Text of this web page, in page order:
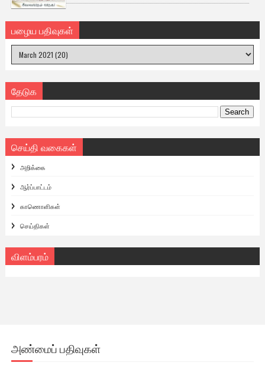
பழைய பதிவுகள்
தேடுக
செய்தி வகைகள்
அறிக்கை
ஆர்ப்பாட்டம்
காணொளிகள்
செய்திகள்
விளம்பரம்
அண்மைப் பதிவுகள்